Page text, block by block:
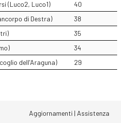
(Luco2, Luco1)
40
di Destra)
38
35
34
dell'Araguna) 29
Aggiornamenti | Assistenza